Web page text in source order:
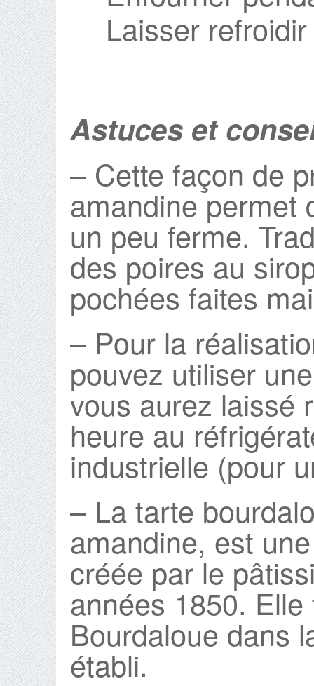
Laisser
Astuces et
– Cette façon de
amandine permet
un peu ferme.
des poires au
pochées faites
– Pour la
pouvez utiliser
vous aurez laissé
heure au
industrielle (pour
– La tarte
amandine, est
créée par le
années 1850.
Bourdaloue dans
établi.